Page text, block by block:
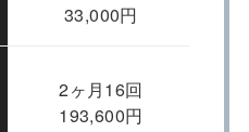
33,000円
2ヶ月16回
193,600円